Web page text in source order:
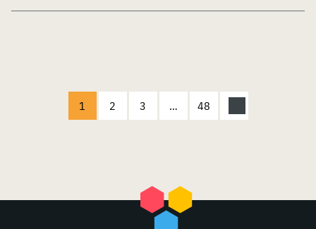
1 2 3 … 48